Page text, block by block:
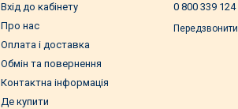
Вхід до кабінету
Про нас
Оплата і доставка
Обмін та повернення
Контактна інформація
Де купити
0 800 339 124